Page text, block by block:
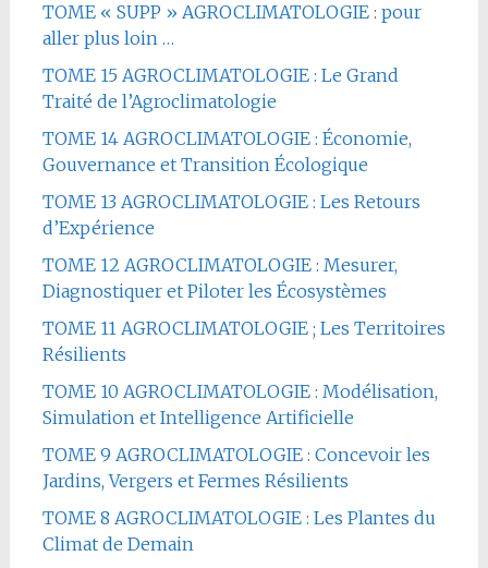
TOME « SUPP » AGROCLIMATOLOGIE : pour
aller plus loin …
TOME 15 AGROCLIMATOLOGIE : Le Grand
Traité de l’Agroclimatologie
TOME 14 AGROCLIMATOLOGIE : Économie,
Gouvernance et Transition Écologique
TOME 13 AGROCLIMATOLOGIE : Les Retours
d’Expérience
TOME 12 AGROCLIMATOLOGIE : Mesurer,
Diagnostiquer et Piloter les Écosystèmes
TOME 11 AGROCLIMATOLOGIE ; Les Territoires
Résilients
TOME 10 AGROCLIMATOLOGIE : Modélisation,
Simulation et Intelligence Artificielle
TOME 9 AGROCLIMATOLOGIE : Concevoir les
Jardins, Vergers et Fermes Résilients
TOME 8 AGROCLIMATOLOGIE : Les Plantes du
Climat de Demain